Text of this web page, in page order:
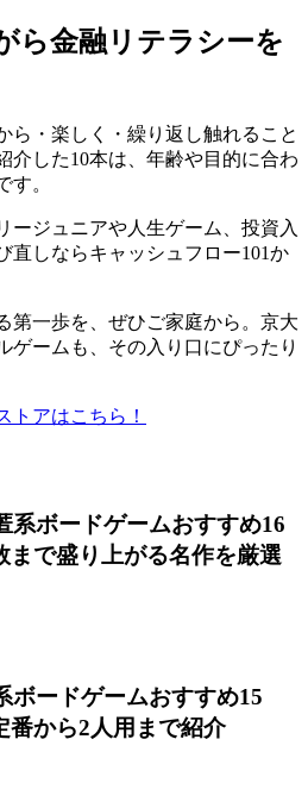
ら金融リテラシーを
ら・楽しく・繰り返し触れること
介した10本は、年齢や目的に合わ
す。
ージュニアや人生ゲーム、投資入
直しならキャッシュフロー101か
第一歩を、ぜひご家庭から。京大
ゲームも、その入り口にぴったり
トアはこちら！
系ボードゲームおすすめ16
まで盛り上がる名作を厳選
ボードゲームおすすめ15
番から2人用まで紹介